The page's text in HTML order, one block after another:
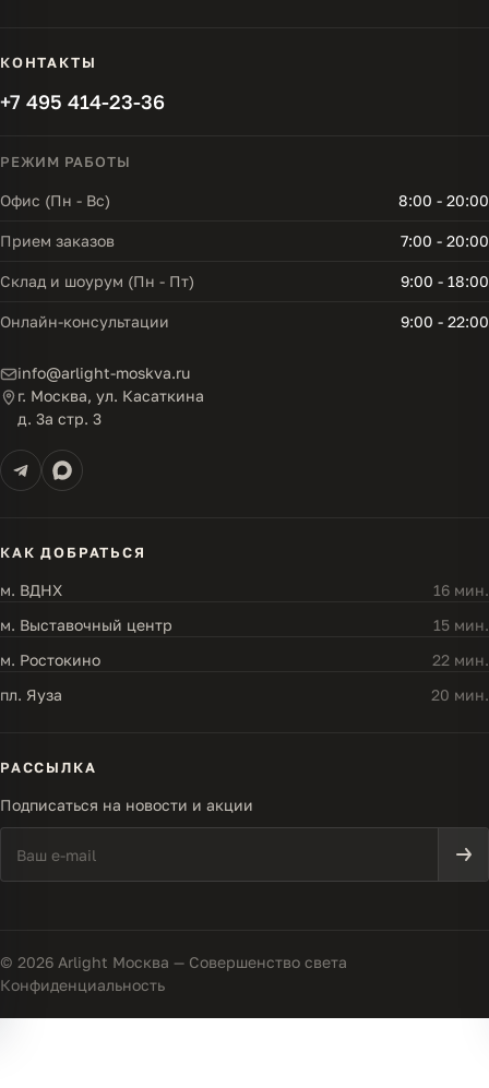
КОНТАКТЫ
+7 495 414-23-36
РЕЖИМ РАБОТЫ
Офис (Пн - Вс) 8:00 - 20:00
Прием заказов 7:00 - 20:00
Склад и шоурум (Пн - Пт) 9:00 - 18:00
Онлайн-консультации 9:00 - 22:00
info@arlight-moskva.ru
г. Москва, ул. Касаткина
д. 3а стр. 3
КАК ДОБРАТЬСЯ
м. ВДНХ
16 мин.
м. Выставочный центр
15 мин.
м. Ростокино
22 мин.
пл. Яуза
20 мин.
РАССЫЛКА
Подписаться на новости и акции
© 2026 Arlight Москва — Совершенство света
Конфиденциальность